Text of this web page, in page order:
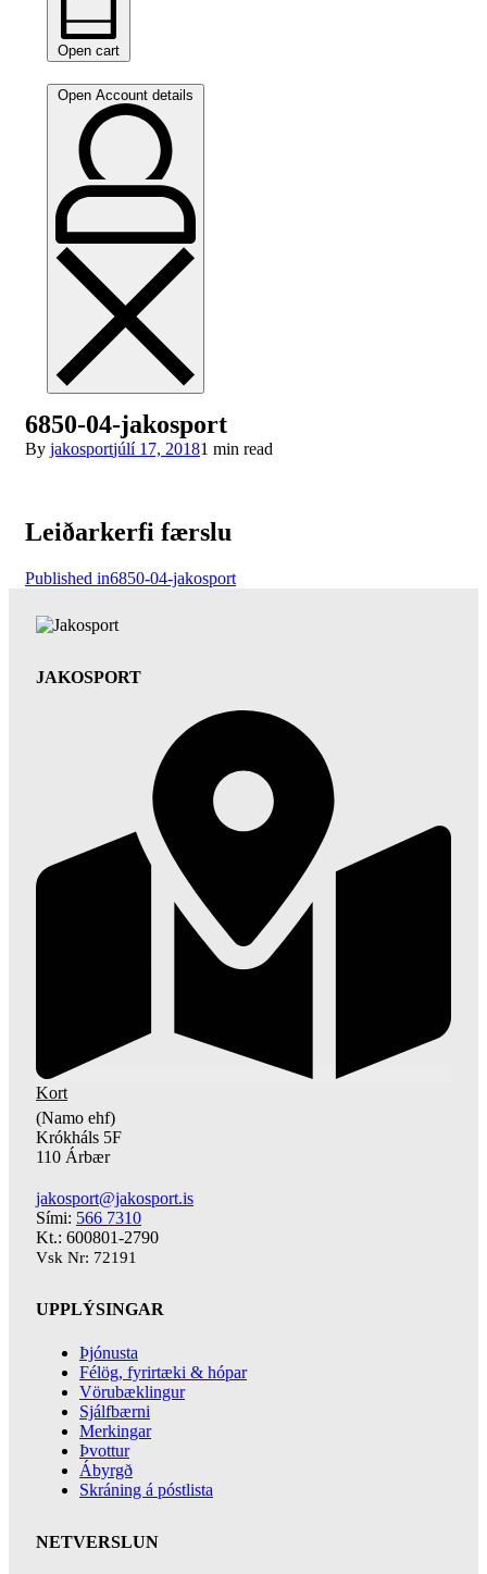
Open cart
Open Account details
6850-04-jakosport
By jakosportjúlí 17, 20181 min read
Leiðarkerfi færslu
Published in6850-04-jakosport
JAKOSPORT
Kort
(Namo ehf)
Krókháls 5F
110 Árbær
jakosport@jakosport.is
Sími: 566 7310
Kt.: 600801-2790
Vsk Nr: 72191
UPPLÝSINGAR
Þjónusta
Félög, fyrirtæki & hópar
Vörubæklingur
Sjálfbærni
Merkingar
Þvottur
Ábyrgð
Skráning á póstlista
NETVERSLUN